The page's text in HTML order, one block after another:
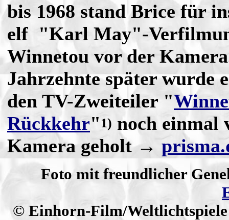
bis 1968 stand Brice für
elf "Karl May"-
Winnetou vor der
Jahrzehnte später wurde
den TV-Zweiteiler "
Rückkehr" 1) noch einmal
Kamera geholt →
Foto mit freundlicher
© Einhorn-Film/